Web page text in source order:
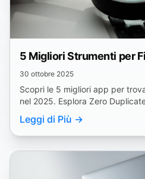
5 Migliori Strumenti per
30 ottobre 2025
Scopri le 5 migliori app per
nel 2025. Esplora Zero
dupeGuru e Duplicate Detective.
Leggi di Più →